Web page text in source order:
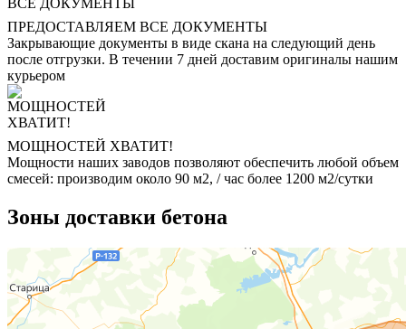
ПРЕДОСТАВЛЯЕМ ВСЕ ДОКУМЕНТЫ
Закрывающие документы в виде скана на следующий день
после отгрузки. В течении 7 дней доставим оригиналы нашим
курьером
МОЩНОСТЕЙ ХВАТИТ!
Мощности наших заводов позволяют обеспечить любой объем
смесей: производим около 90 м2, / час более 1200 м2/сутки
Зоны доставки бетона